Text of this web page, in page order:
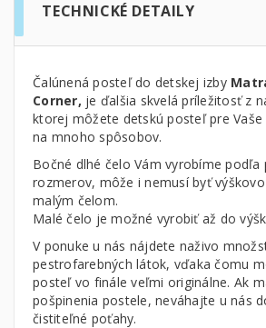
TECHNICKÉ DETAILY
Čalúnená posteľ do detskej izby
Corner, je ďalšia skvelá príležitosť z
ktorej môžete detskú posteľ pre
na mnoho spôsobov.
Bočné dlhé čelo Vám vyrobíme podľa
rozmerov, môže i nemusí byť
malým čelom.
Malé čelo je možné vyrobiť až do
V ponuke u nás nájdete naživo
pestrofarebných látok, vďaka čomu
posteľ vo finále veľmi originálne. Ak
pošpinenia postele, neváhajte u nás
čistiteľné poťahy.